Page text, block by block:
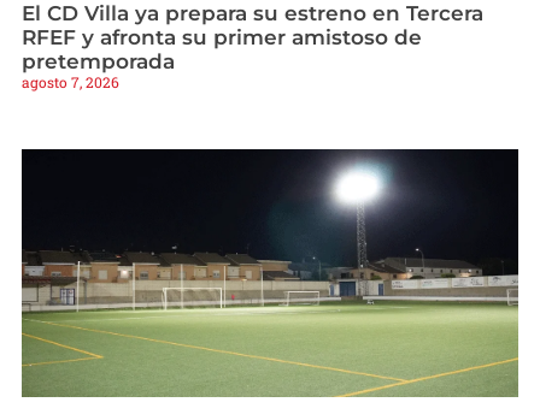
El CD Villa ya prepara su estreno en Tercera
RFEF y afronta su primer amistoso de
pretemporada
agosto 7, 2026